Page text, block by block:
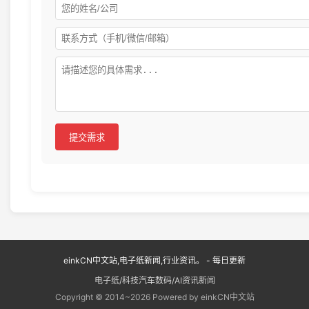
提交需求
einkCN中文站,电子纸新闻,行业资讯。 - 每日更新
电子纸/科技汽车数码/AI资讯新闻
Copyright © 2014~2026 Powered by einkCN中文站